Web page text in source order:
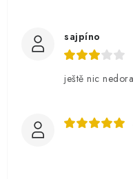
sajpíno
ještě nic